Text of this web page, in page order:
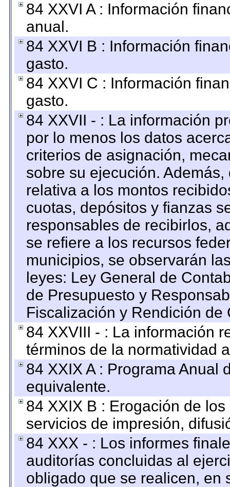
84 XXVI A : Información
anual.
84 XXVI B : Información
gasto.
84 XXVI C : Información
gasto.
84 XXVII - : La información
por lo menos los datos
criterios de asignación,
sobre su ejecución.
relativa a los montos
cuotas, depósitos y fianzas
responsables de recibirlos,
se refiere a los recursos
municipios, se observarán
leyes: Ley General de
de Presupuesto y
Fiscalización y Rendición
84 XXVIII - : La información
términos de la normatividad
84 XXIX A : Programa Anual
equivalente.
84 XXIX B : Erogación de
servicios de impresión,
84 XXX - : Los informes
auditorías concluidas al
obligado que se realicen, en